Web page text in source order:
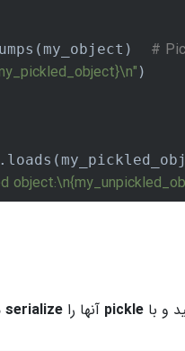
#
\n" )
object:\n
و با pickle آنها را serialize